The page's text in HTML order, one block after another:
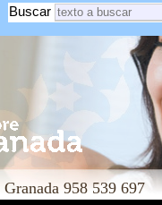
Buscar
958 539 697